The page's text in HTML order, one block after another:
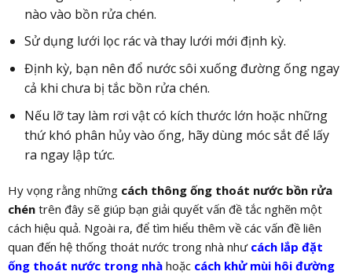
nào vào bồn rửa chén.
Sử dụng lưới lọc rác và thay lưới mới định kỳ.
Định kỳ, bạn nên đổ nước sôi xuống đường ống ngay
cả khi chưa bị tắc bồn rửa chén.
Nếu lỡ tay làm rơi vật có kích thước lớn hoặc những
thứ khó phân hủy vào ống, hãy dùng móc sắt để lấy
ra ngay lập tức.
Hy vọng rằng những cách thông ống thoát nước bồn rửa
chéntrên đây sẽ giúp bạn giải quyết vấn đề tắc nghẽn một
cách hiệu quả. Ngoài ra, để tìm hiểu thêm về các vấn đề liên
quan đến hệ thống thoát nước trong nhà như cách lắp đặt
ống thoát nước trong nhàhoặc cách khử mùi hôi đường